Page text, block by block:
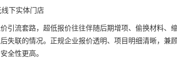
下实体门店
引流套路，超低报价往往伴随后期增项、偷换材料
失联的情况。正规企业报价透明、项目明细清晰，
全性更高。